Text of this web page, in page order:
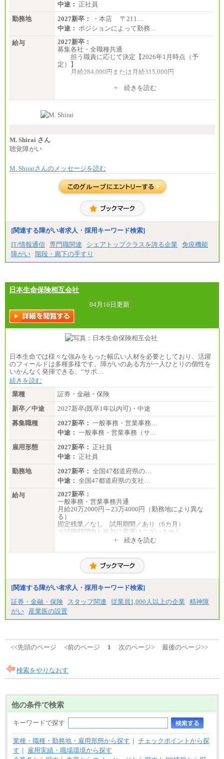
中途： 正社員
勤務地
2027新卒：
・本店 〒211…
中途： ポジションによって勤務…
給与
2027新卒：
募集各社・全職種共通
担う職責に応じて決定【2026年1月時点（予
定）】
月給284,000円または月給315,000円
※入社後早期から、自律的な業務遂行が求めら
す。
い職責を担う方については、さらに高い金額を個別
※上記に加え、所定労働時間外に勤務をした場
※試用期間中も給与に変更はございません。
＜募集各社・全職種共通＞
月給21万円以上～
※試用期間中の給与に変更はありません。
ます。
+ 続きを読む
M. Shirai さん
聴覚障がい
M. Shiraiさんのメッセージを読む
[関連する障がい者求人・採用キーワード検索]
IT/情報通信 専門職関連 シェアトップクラスを誇る企業
免疫機能
障がい 階段・廊下の手すり
日本生命保険相互会社
04月16日更新
日本生命では様々な強みをもった幅広い人材を必要としており、活躍
のフィールドは多種多様です。障がいのある方が一人ひとりの個性を
いかんなく発揮できる、“サポ…
続きを読む
業種
証券・金融・保険
新卒／中途
2027新卒(既卒1年以内可)・中途
募集職種
2027新卒： 一般事務・営業事務…
中途： 一般事務・営業事務（サ…
雇用形態
2027新卒： 正社員
中途： 正社員
勤務地
2027新卒： 全国47都道府県の…
中途： 全国47都道府県の支社…
給与
2027新卒：
一般事務・営業事務共通
月給20万2000円～23万4000円（勤務地により異な
る）
固定残業／なし 試用期間／あり（6カ月）
※試用期間中も給与に変更はございません
月給20万2000円～23万4000円（勤務地により異な
固定残業／なし 試用期間／あり（6か月）
+ 続きを読む
[関連する障がい者求人・採用キーワード検索]
証券・金融・保険
スタッフ関連 従業員1,000人以上の企業
精神障
がい
産業医の設置
<<先頭のページ <前のページ 1 次のページ> 最後のページ>>
検索をやりなおす
他の条件で検索
キーワードで探す
業種・職種・勤務地・雇用形態から探す ｜ チェックポイントから探
す ｜
雇用実績・職場環境から探す